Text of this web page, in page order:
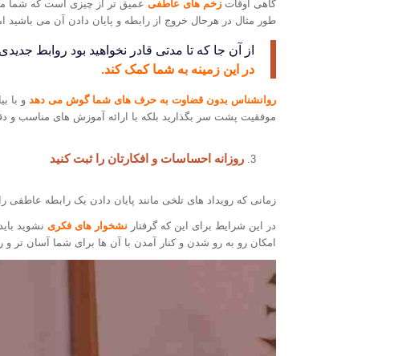
گاهی اوقات زخم های عاطفی عمیق تر از چیزی است که شما
طور مثال در هرحال خروج از رابطه و پایان دادن آن می باشید
از آن جا که تا مدتی قادر نخواهید بود روابط جدیدی
در این زمینه به شما کمک کند.
روانشناس بدون قضاوت به حرف های شما گوش می دهد و با
موفقیت پشت سر بگذارید بلکه با ارائه آموزش های مناسب و
روزانه احساسات و افکارتان را ثبت کنید
زمانی که رویداد های تلخی مانند پایان دادن یک رابطه
در این شرایط برای این که گرفتار نشخوار های فکری نشوید
امکان رو به رو شدن و کنار آمدن با آن ها برای شما آسان تر و